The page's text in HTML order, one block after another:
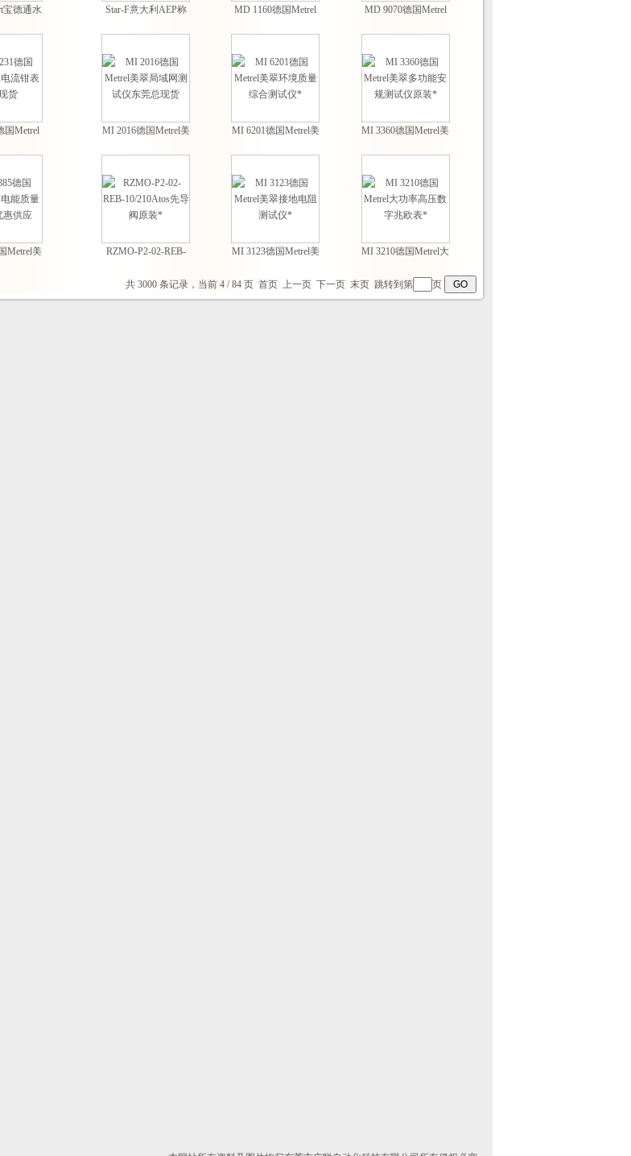
宝德通水
Star-F意大利AEP称
MD 1160德国Metrel
MD 9070德国Metrel
国Metrel
MI 2016德国Metrel美
MI 6201德国Metrel美
MI 3360德国Metrel美
Metrel美
RZMO-P2-02-REB-
装*
MI 3123德国Metrel美
MI 3210德国Metrel大
*
共 3000 条记录，当前 4 / 84 页 首页 上一页 下一页 末页 跳转到第 页